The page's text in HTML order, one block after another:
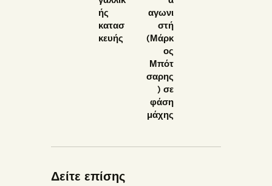
ής
κατασ
κευής
αγωνι
στή
(Μάρκ
ος
Μπότ
σαρης
) σε
φάση
μάχης
Δείτε επίσης